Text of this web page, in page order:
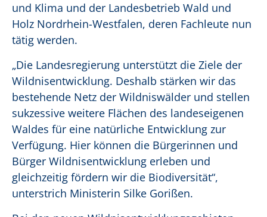
und Klima und der Landesbetrieb Wald und
Holz Nordrhein-Westfalen, deren Fachleute nun
tätig werden.
„Die Landesregierung unterstützt die Ziele der
Wildnisentwicklung. Deshalb stärken wir das
bestehende Netz der Wildniswälder und stellen
sukzessive weitere Flächen des landeseigenen
Waldes für eine natürliche Entwicklung zur
Verfügung. Hier können die Bürgerinnen und
Bürger Wildnisentwicklung erleben und
gleichzeitig fördern wir die Biodiversität“,
unterstrich Ministerin Silke Gorißen.